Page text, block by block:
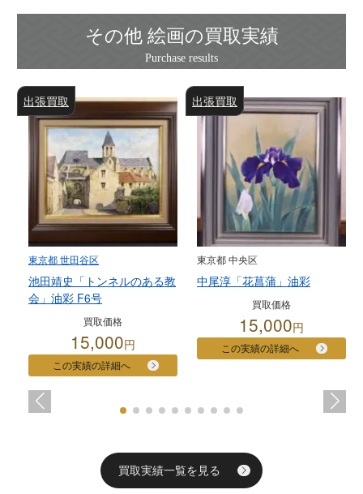
その他 絵画の買取実績
東京都 世田谷区
池田靖史「トンネルのある教
会」油彩 F6号
買取価格
15,000円
この実績の詳細へ
出張買取
東京都 中央区
中尾淳「花菖蒲」油彩
買取価格
15,000円
この実績の詳細へ
出張買取
買取実績一覧を見る